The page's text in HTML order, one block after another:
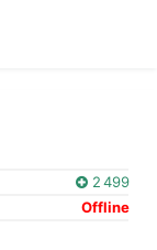
2 499
Offline